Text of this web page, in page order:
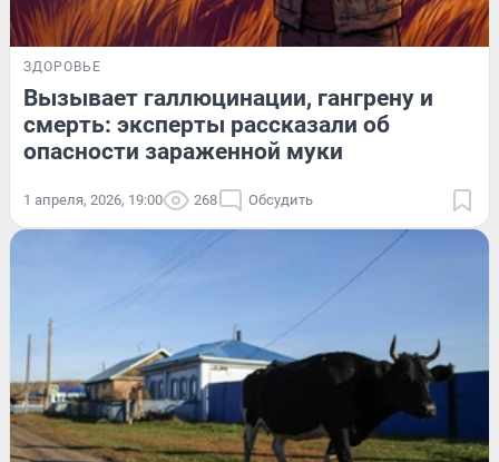
ЗДОРОВЬЕ
Вызывает галлюцинации, гангрену и
смерть: эксперты рассказали об
опасности зараженной муки
1 апреля, 2026, 19:00 268 Обсудить